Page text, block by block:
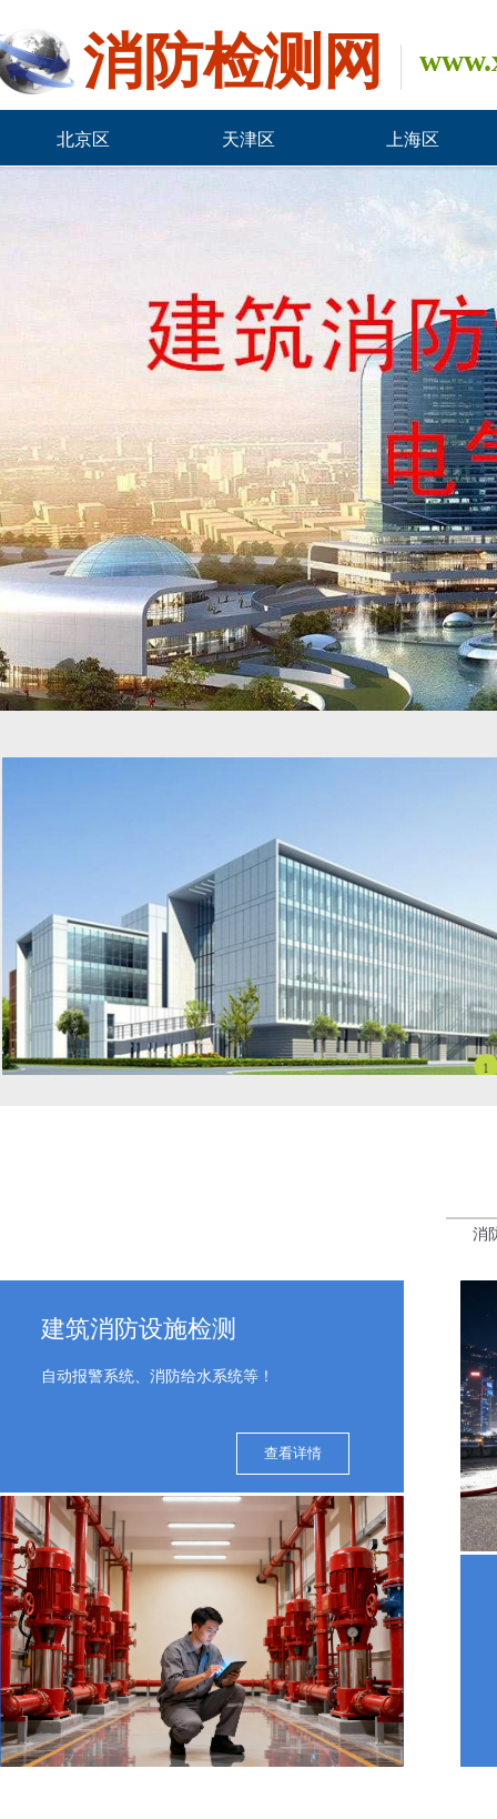
北京区 天津区 上海区
消防检测网
ip=114.247.50.2&output=xml&key=00c1039239b93bfd0026bd61229f9c5f
建筑消防设施检测
自动报警系统、消防给水系统等！
查看详情
消